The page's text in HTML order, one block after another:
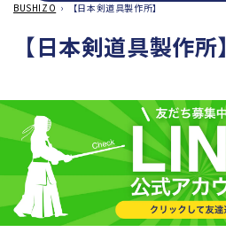
BUSHIZO › 【日本剣道具製作所】
コ
ク
シ
ョ
ン
:
【日本剣道具製作所】